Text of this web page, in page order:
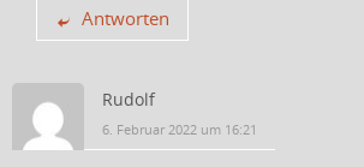
Antworten
Rudolf
6. Februar 2022 um 16:21